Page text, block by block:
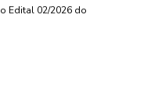
Edital 02/2026 do